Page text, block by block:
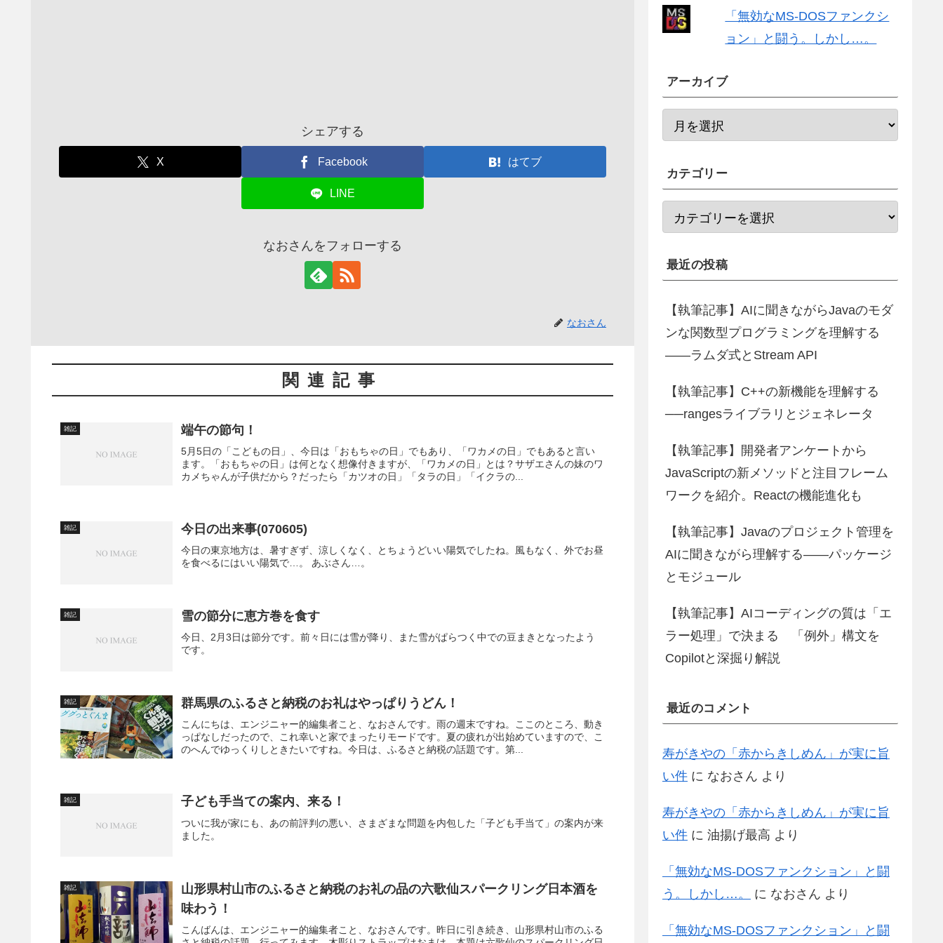
シェアする
X Facebook はてブ
LINE
なおさんをフォローする
なおさん
関連記事
雑記 端午の節句！
5月5日の「こどもの日」、今日は「おもちゃの日」でもあり、「ワカメの日」でもあると言い
ます。「おもちゃの日」は何となく想像付きますが、「ワカメの日」とは？サザエさんの妹のワ
カメちゃんが子供だから？だったら「カツオの日」「タラの日」「イクラの...
雑記 今日の出来事(070605)
今日の東京地方は、暑すぎず、涼しくなく、とちょうどいい陽気でしたね。風もなく、外でお昼
を食べるにはいい陽気で…。 あぶさん…。
雑記 雪の節分に恵方巻を食す
今日、2月3日は節分です。前々日には雪が降り、また雪がぱらつく中での豆まきとなったよう
です。
雑記 群馬県のふるさと納税のお礼はやっぱりうどん！
こんにちは、エンジニャー的編集者こと、なおさんです。雨の週末ですね。ここのところ、動き
っぱなしだったので、これ幸いと家でまったりモードです。夏の疲れが出始めていますので、こ
のへんでゆっくりしときたいですね。今日は、ふるさと納税の話題です。第...
雑記 子ども手当ての案内、来る！
ついに我が家にも、あの前評判の悪い、さまざまな問題を内包した「子ども手当て」の案内が来
ました。
雑記
山形県村山市のふるさと納税のお礼の品の六歌仙スパークリング日本酒を
味わう！
こんばんは、エンジニャー的編集者こと、なおさんです。昨日に引き続き、山形県村山市のふる
「無効なMS-DOSファンクシ
ョン」と闘う。しかし…。
アーカイブ
カテゴリー
最近の投稿
【執筆記事】AIに聞きながらJavaのモダ
ンな関数型プログラミングを理解する
――ラムダ式とStream API
【執筆記事】C++の新機能を理解する
──rangesライブラリとジェネレータ
【執筆記事】開発者アンケートから
JavaScriptの新メソッドと注目フレーム
ワークを紹介。Reactの機能進化も
【執筆記事】Javaのプロジェクト管理を
AIに聞きながら理解する――パッケージ
とモジュール
【執筆記事】AIコーディングの質は「エ
ラー処理」で決まる 「例外」構文を
Copilotと深掘り解説
最近のコメント
寿がきやの「赤からきしめん」が実に旨
い件 に なおさん より
寿がきやの「赤からきしめん」が実に旨
い件 に 油揚げ最高 より
「無効なMS-DOSファンクション」と闘
う。しかし…。
に なおさん より
「無効なMS-DOSファンクション」と闘